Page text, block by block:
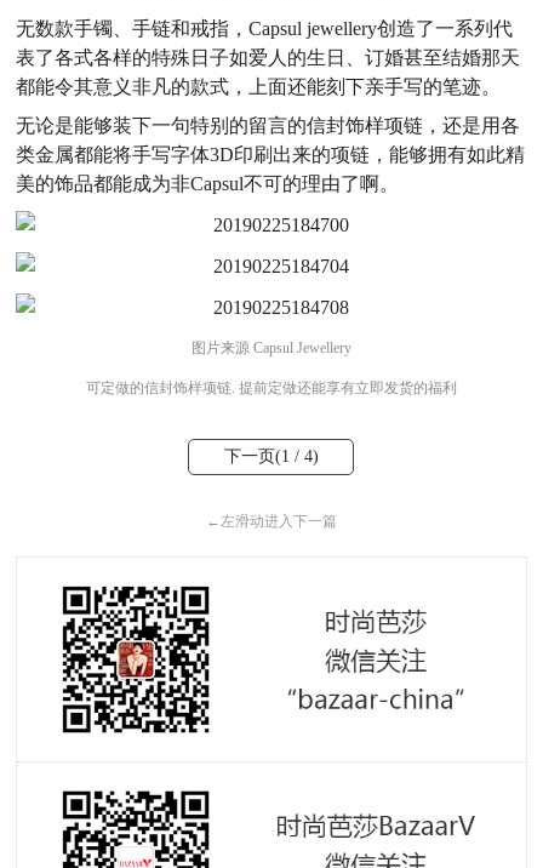
无数款手镯、手链和戒指，Capsul jewellery创造了一系列代
表了各式各样的特殊日子如爱人的生日、订婚甚至结婚那天
都能令其意义非凡的款式，上面还能刻下亲手写的笔迹。
无论是能够装下一句特别的留言的信封饰样项链，还是用各
类金属都能将手写字体3D印刷出来的项链，能够拥有如此精
美的饰品都能成为非Capsul不可的理由了啊。
图片来源 Capsul Jewellery
可定做的信封饰样项链. 提前定做还能享有立即发货的福利
下一页(1 / 4)
←左滑动进入下一篇